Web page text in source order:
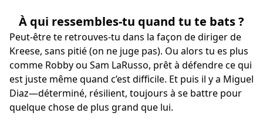
À qui ressembles-tu quand tu te bats ?
Peut-être te retrouves-tu dans la façon de diriger de
Kreese, sans pitié (on ne juge pas). Ou alors tu es plus
comme Robby ou Sam LaRusso, prêt à défendre ce qui
est juste même quand c’est difficile. Et puis il y a Miguel
Diaz—déterminé, résilient, toujours à se battre pour
quelque chose de plus grand que lui.